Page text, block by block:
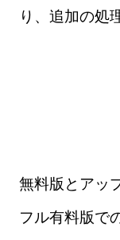
り、追加の処
無料版とアッ
フル有料版で